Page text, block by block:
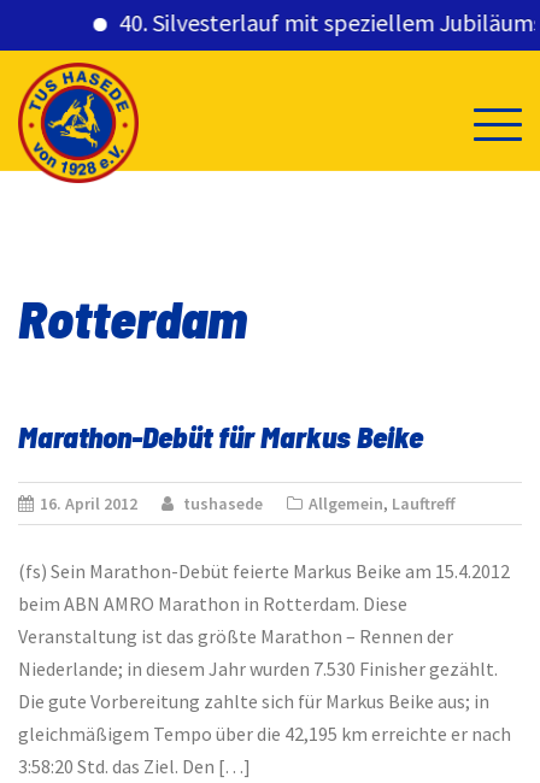
40. Silvesterlauf mit speziellem
content
Rotterdam
Marathon-Debüt für Markus Beike
16. April 2012 tushasede Allgemein, Lauftreff
(fs) Sein Marathon-Debüt feierte Markus Beike am 15.4.2012
beim ABN AMRO Marathon in Rotterdam. Diese
Veranstaltung ist das größte Marathon – Rennen der
Niederlande; in diesem Jahr wurden 7.530 Finisher gezählt.
Die gute Vorbereitung zahlte sich für Markus Beike aus; in
gleichmäßigem Tempo über die 42,195 km erreichte er nach
3:58:20 Std. das Ziel. Den […]